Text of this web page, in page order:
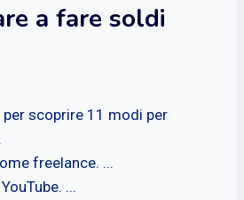
a fare soldi
per scoprire 11 modi per
freelance. ...
...